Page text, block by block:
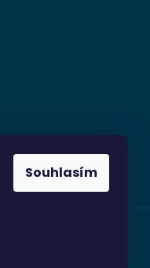
Souhlasím